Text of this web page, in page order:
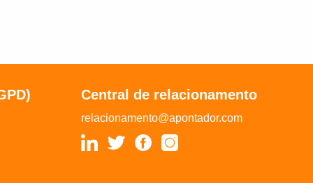
Central de relacionamento
relacionamento@apontador.com